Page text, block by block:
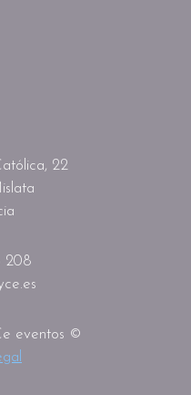
22
208
eventos ©